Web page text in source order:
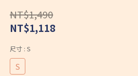
NT$1,490
NT$1,118
尺寸 : S
S